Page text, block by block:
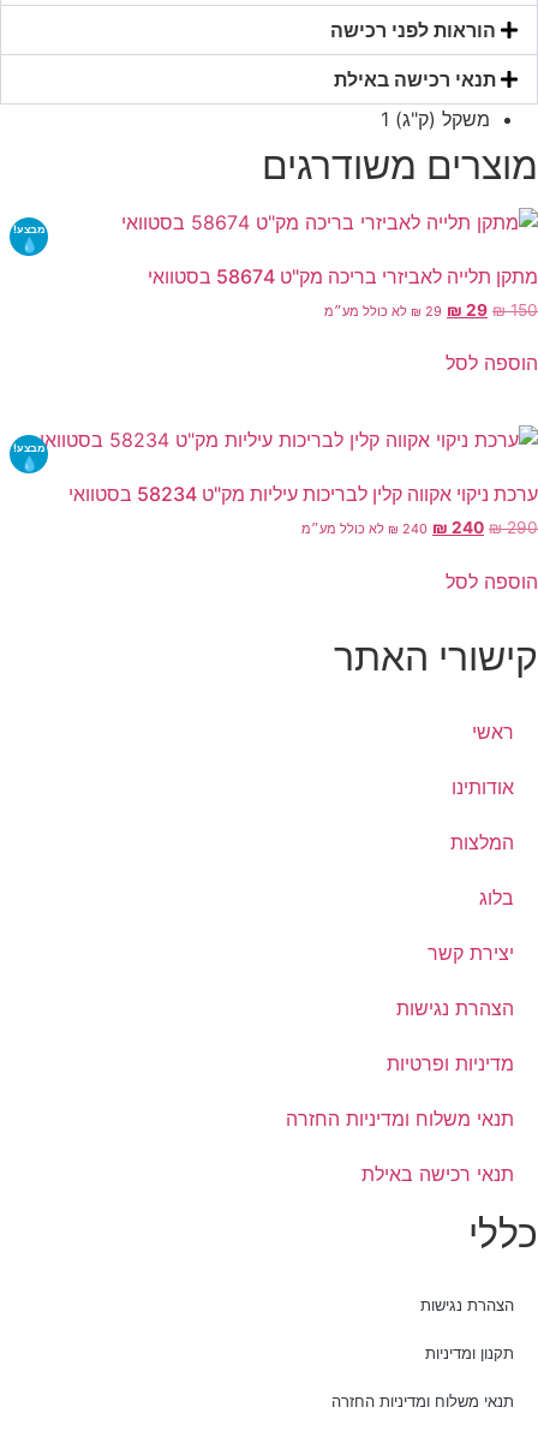
0.35*3
באורך
מטר
הוראות לפני רכישה
תנאי רכישה באילת
משקל (ק"ג) 1
מוצרים משודרגים
מבצע!
מתקן תלייה לאביזרי בריכה מק"ט 58674 בסטוואי
₪150
המחיר
היה:
₪ 29
המחיר
הוא:
₪ 29 לא כולל מע״מ
הוספה לסל
מבצע!
ערכת ניקוי אקווה קלין לבריכות עיליות מק"ט 58234 בסטוואי
₪290
המחיר
היה:
₪ 240
המחיר
₪ 240 לא כולל מע״מ
הוספה לסל
קישורי האתר
ראשי
אודותינו
המלצות
בלוג
יצירת קשר
הצהרת נגישות
מדיניות ופרטיות
תנאי משלוח ומדיניות החזרה
תנאי רכישה באילת
כללי
הצהרת נגישות
תקנון ומדיניות
תנאי משלוח ומדיניות החזרה